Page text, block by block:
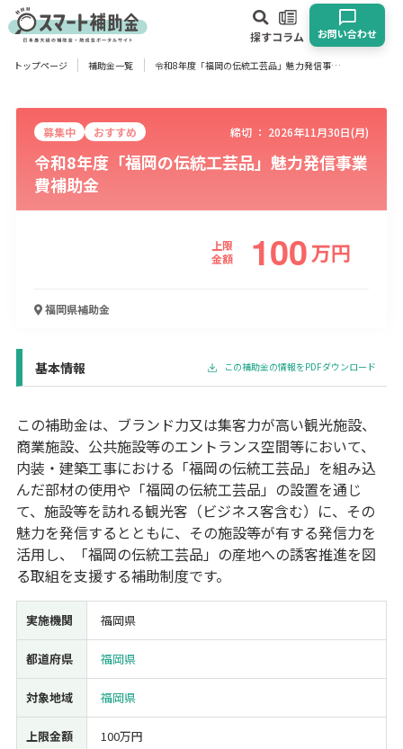
探すコラム お問い合わせ
対象
企業 団体 個人 その他
エリア
建設･不動産業
経営改善・経営強化 販路拡大 海外展開 設備投資
IT導入
人材採用・雇用
人材育成・福利厚生
特許・知的財産
起業・創業
事業承継 災害・被災者支援
コロナ関連
環境・省エネ
テレワーク
受付中のみ
トップページ 補助金一覧 令和8年度「福岡の伝統工芸品」魅力発信事業費補助金
募集中 おすすめ 締切 ： 2026年11月30日(月)
令和8年度「福岡の伝統工芸品」魅力発信事業
費補助金
上限
金額
100万円
福岡県補助金
基本情報 この補助金の情報をPDFダウンロード
この補助金は、ブランド力又は集客力が高い観光施設、
商業施設、公共施設等のエントランス空間等において、
内装・建築工事における「福岡の伝統工芸品」を組み込
んだ部材の使用や「福岡の伝統工芸品」の設置を通じ
て、施設等を訪れる観光客（ビジネス客含む）に、その
魅力を発信するとともに、その施設等が有する発信力を
活用し、「福岡の伝統工芸品」の産地への誘客推進を図
る取組を支援する補助制度です。
実施機関 福岡県
都道府県 福岡県
対象地域 福岡県
上限金額 100万円